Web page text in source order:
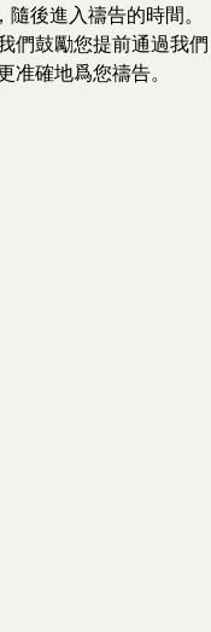
後進入禱告的時間。
們鼓勵您提前通過我們
確地爲您禱告。